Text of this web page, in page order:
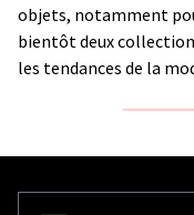
objets, notamment
bientôt deux
les tendances de la